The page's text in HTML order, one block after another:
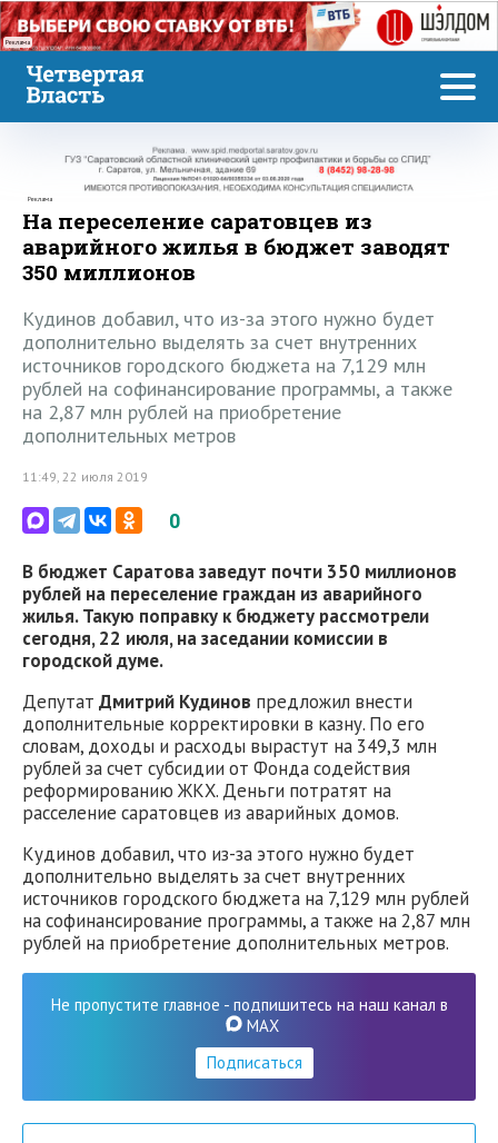
Реклама
Реклама
На переселение саратовцев из
аварийного жилья в бюджет заводят
350 миллионов
Кудинов добавил, что из-за этого нужно будет
дополнительно выделять за счет внутренних
источников городского бюджета на 7,129 млн
рублей на софинансирование программы, а также
на 2,87 млн рублей на приобретение
дополнительных метров
11:49, 22 июля 2019
0
В бюджет Саратова заведут почти 350 миллионов
рублей на переселение граждан из аварийного
жилья. Такую поправку к бюджету рассмотрели
сегодня, 22 июля, на заседании комиссии в
городской думе.
Депутат Дмитрий Кудинов предложил внести
дополнительные корректировки в казну. По его
словам, доходы и расходы вырастут на 349,3 млн
рублей за счет субсидии от Фонда содействия
реформированию ЖКХ. Деньги потратят на
расселение саратовцев из аварийных домов.
Кудинов добавил, что из-за этого нужно будет
дополнительно выделять за счет внутренних
источников городского бюджета на 7,129 млн рублей
на софинансирование программы, а также на 2,87 млн
рублей на приобретение дополнительных метров.
Не пропустите главное - подпишитесь на наш канал в
MAX
Подписаться